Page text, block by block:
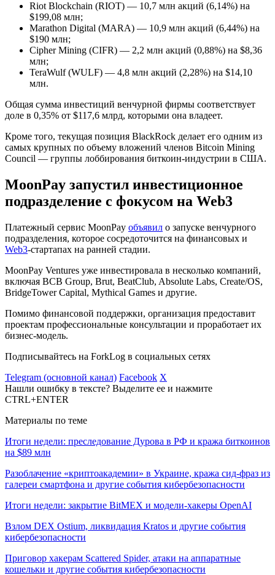
Riot Blockchain (RIOT) — 10,7 млн акций (6,14%) на
$199,08 млн;
Marathon Digital (MARA) — 10,9 млн акций (6,44%) на
$190 млн;
Cipher Mining (CIFR) — 2,2 млн акций (0,88%) на $8,36
млн;
TeraWulf (WULF) — 4,8 млн акций (2,28%) на $14,10
млн.
Общая сумма инвестиций венчурной фирмы соответствует
доле в 0,35% от $117,6 млрд, которыми она владеет.
Кроме того, текущая позиция BlackRock делает его одним из
самых крупных по объему вложений членов Bitcoin Mining
Council — группы лоббирования биткоин-индустрии в США.
MoonPay запустил инвестиционное
подразделение с фокусом на Web3
Платежный сервис MoonPay объявил о запуске венчурного
подразделения, которое сосредоточится на финансовых и
Web3-стартапах на ранней стадии.
MoonPay Ventures уже инвестировала в несколько компаний,
включая BCB Group, Brut, BeatClub, Absolute Labs, Create/OS,
BridgeTower Capital, Mythical Games и другие.
Помимо финансовой поддержки, организация предоставит
проектам профессиональные консультации и проработает их
бизнес-модель.
Подписывайтесь на ForkLog в социальных сетях
Telegram (основной канал) Facebook X
Нашли ошибку в тексте? Выделите ее и нажмите
CTRL+ENTER
Материалы по теме
Итоги недели: преследование Дурова в РФ и кража биткоинов
на $89 млн
Разоблачение «криптоакадемии» в Украине, кража сид-фраз из
галереи смартфона и другие события кибербезопасности
Итоги недели: закрытие BitMEX и модели-хакеры OpenAI
Взлом DEX Ostium, ликвидация Kratos и другие события
кибербезопасности
Приговор хакерам Scattered Spider, атаки на аппаратные
кошельки и другие события кибербезопасности